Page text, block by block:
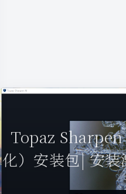
Topaz
化）安装包| 安